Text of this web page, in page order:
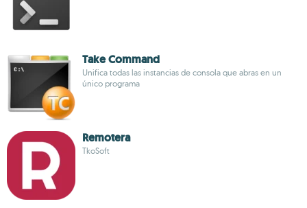
Take Command
Unifica todas las instancias de consola que abras en un
único programa
Remotera
TkoSoft